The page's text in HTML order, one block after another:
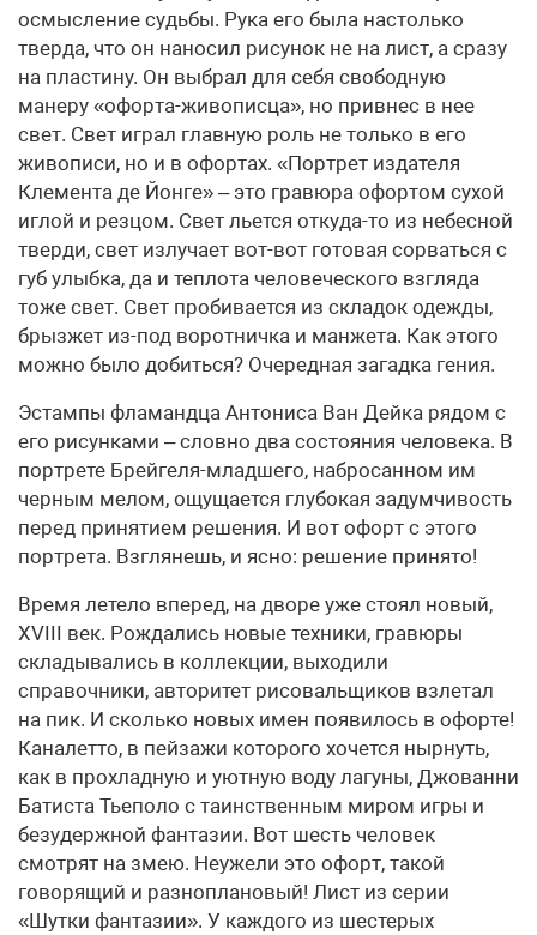
осмысление судьбы. Рука его была настолько
тверда, что он наносил рисунок не на лист, а сразу
на пластину. Он выбрал для себя свободную
манеру «офорта-живописца», но привнес в нее
свет. Свет играл главную роль не только в его
живописи, но и в офортах. «Портрет издателя
Клемента де Йонге» – это гравюра офортом сухой
иглой и резцом. Свет льется откуда-то из небесной
тверди, свет излучает вот-вот готовая сорваться с
губ улыбка, да и теплота человеческого взгляда
тоже свет. Свет пробивается из складок одежды,
брызжет из-под воротничка и манжета. Как этого
можно было добиться? Очередная загадка гения.
Эстампы фламандца Антониса Ван Дейка рядом с
его рисунками – словно два состояния человека. В
портрете Брейгеля-младшего, набросанном им
черным мелом, ощущается глубокая задумчивость
перед принятием решения. И вот офорт с этого
портрета. Взглянешь, и ясно: решение принято!
Время летело вперед, на дворе уже стоял новый,
XVIII век. Рождались новые техники, гравюры
складывались в коллекции, выходили
справочники, авторитет рисовальщиков взлетал
на пик. И сколько новых имен появилось в офорте!
Каналетто, в пейзажи которого хочется нырнуть,
как в прохладную и уютную воду лагуны, Джованни
Батиста Тьеполо с таинственным миром игры и
безудержной фантазии. Вот шесть человек
смотрят на змею. Неужели это офорт, такой
говорящий и разноплановый! Лист из серии
«Шутки фантазии». У каждого из шестерых